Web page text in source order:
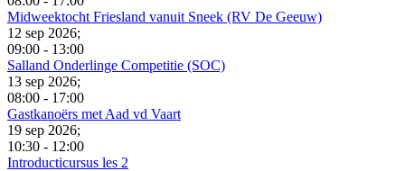
Midweektocht Friesland vanuit Sneek (RV De Geeuw)
12 sep 2026;
09:00 - 13:00
Salland Onderlinge Competitie (SOC)
13 sep 2026;
08:00 - 17:00
Gastkanoërs met Aad vd Vaart
19 sep 2026;
10:30 - 12:00
Introducticursus les 2